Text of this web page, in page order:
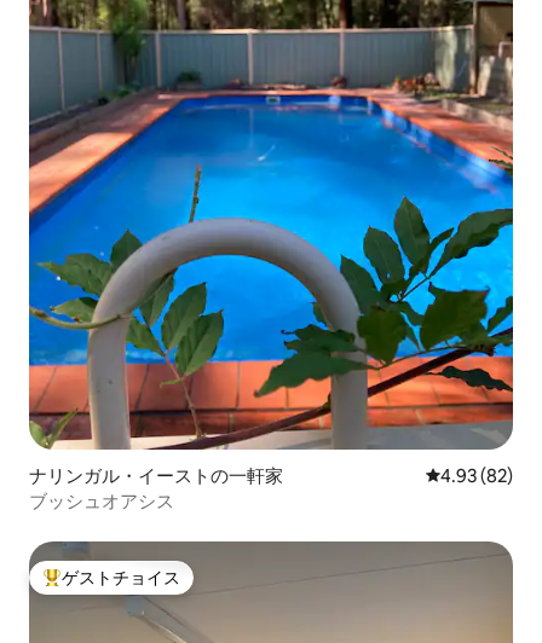
ナリンガル・イーストの一軒家 レビュー82
4.93 (82)
ブッシュオアシス
大好評のゲストチョイスです。
ゲストチョイス